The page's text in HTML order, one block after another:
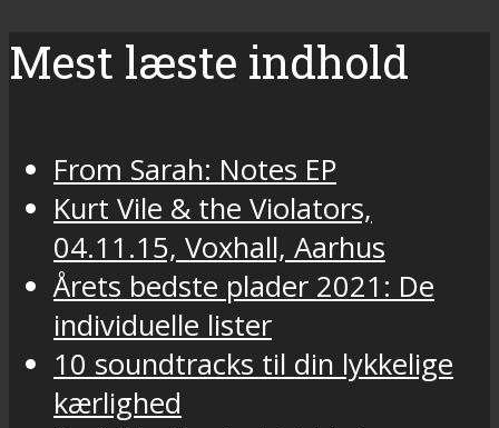
Mest læste indhold
From Sarah: Notes EP
Kurt Vile & the Violators,
04.11.15, Voxhall, Aarhus
Årets bedste plader 2021: De
individuelle lister
10 soundtracks til din lykkelige
kærlighed